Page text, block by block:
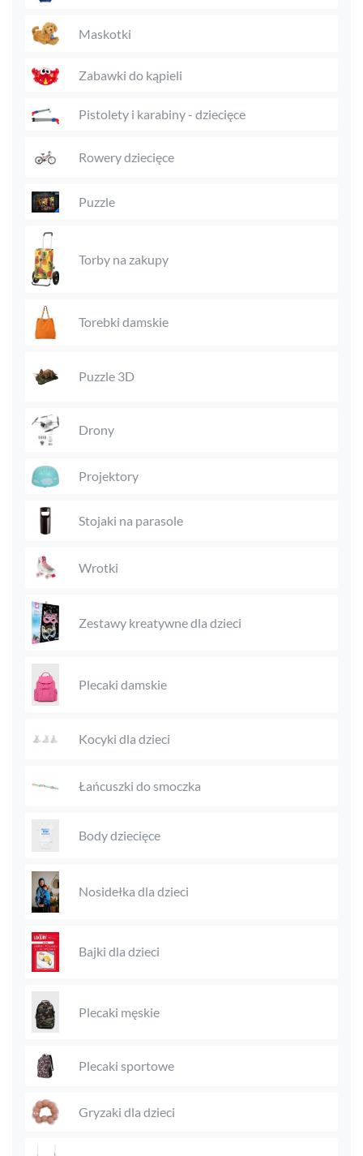
Maskotki
Zabawki do kąpieli
Pistolety i karabiny - dziecięce
Rowery dziecięce
Puzzle
Torby na zakupy
Torebki damskie
Puzzle 3D
Drony
Projektory
Stojaki na parasole
Wrotki
Zestawy kreatywne dla dzieci
Plecaki damskie
Kocyki dla dzieci
Łańcuszki do smoczka
Body dziecięce
Nosidełka dla dzieci
Bajki dla dzieci
Plecaki męskie
Plecaki sportowe
Gryzaki dla dzieci